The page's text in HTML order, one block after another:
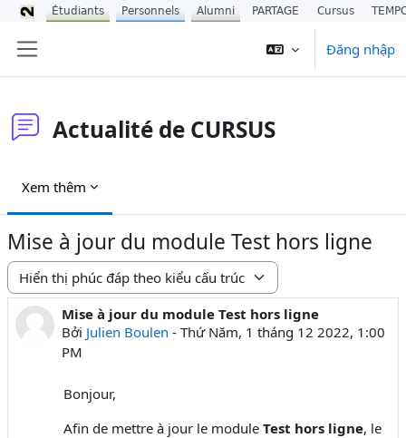
Đăng nhập
Actualité de CURSUS
Xem thêm
Mise à jour du module Test hors ligne
Chế độ hiển thị
Mise à jour du module Test hors ligne
Bởi Julien Boulen - Thứ Năm, 1 tháng 12 2022, 1:00
PM
Số lượng các câu trả lời: 0
Bonjour,
Afin de mettre à jour le module Test hors ligne, le
Étudiants Personnels Alumni PARTAGE Cursus